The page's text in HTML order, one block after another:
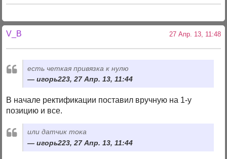
V_B 27 Апр. 13, 11:48
есть четкая привязка к нулю
игорь223, 27 Апр. 13, 11:44
В начале ректификации поставил вручную на 1-у
позицию и все.
или датчик тока
игорь223, 27 Апр. 13, 11:44